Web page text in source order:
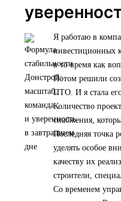
Я работаю в
инвестиционных
в то время как
Потом решили
ПТО. И я стала
Количество
снабжения,
Последняя точка
уделять особое
качеству их
строители,
Со временем